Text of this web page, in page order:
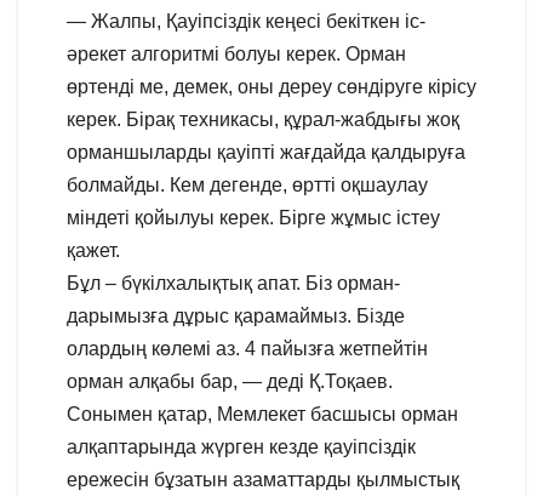
— Жалпы, Қауіпсіздік кеңесі бекіткен іс-
әрекет алгоритмі болуы керек. Орман
өртенді ме, демек, оны дереу сөндіруге кірісу
керек. Бірақ техникасы, құрал-жабдығы жоқ
орманшыларды қауіпті жағдайда қалдыруға
болмайды. Кем дегенде, өртті оқшаулау
міндеті қойылуы керек. Бірге жұмыс істеу
қажет.
Бұл – бүкілхалықтық апат. Біз орман-
дарымызға дұрыс қарамаймыз. Бізде
олардың көлемі аз. 4 пайызға жетпейтін
орман алқабы бар, — деді Қ.Тоқаев.
Сонымен қатар, Мемлекет басшысы орман
алқаптарында жүрген кезде қауіпсіздік
ережесін бұзатын азаматтарды қылмыстық